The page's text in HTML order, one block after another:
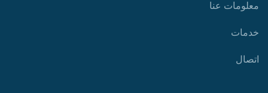
معلومات عنا
خدمات
اتصال